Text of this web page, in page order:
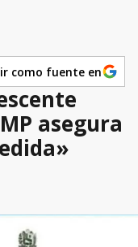
como fuente en
asegura